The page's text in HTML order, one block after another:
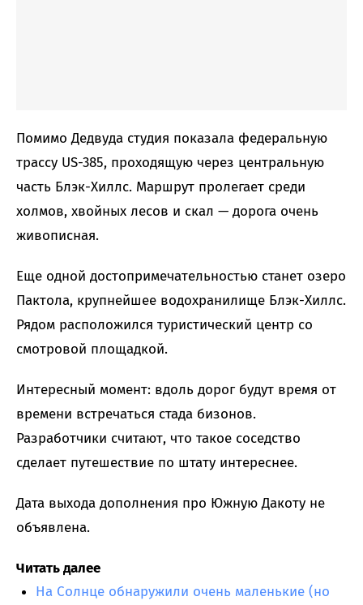
Помимо Дедвуда студия показала федеральную
трассу US-385, проходящую через центральную
часть Блэк-Хиллс. Маршрут пролегает среди
холмов, хвойных лесов и скал — дорога очень
живописная.
Еще одной достопримечательностью станет озеро
Пактола, крупнейшее водохранилище Блэк-Хиллс.
Рядом расположился туристический центр со
смотровой площадкой.
Интересный момент: вдоль дорог будут время от
времени встречаться стада бизонов.
Разработчики считают, что такое соседство
сделает путешествие по штату интереснее.
Дата выхода дополнения про Южную Дакоту не
объявлена.
Читать далее
На Солнце обнаружили очень маленькие (но